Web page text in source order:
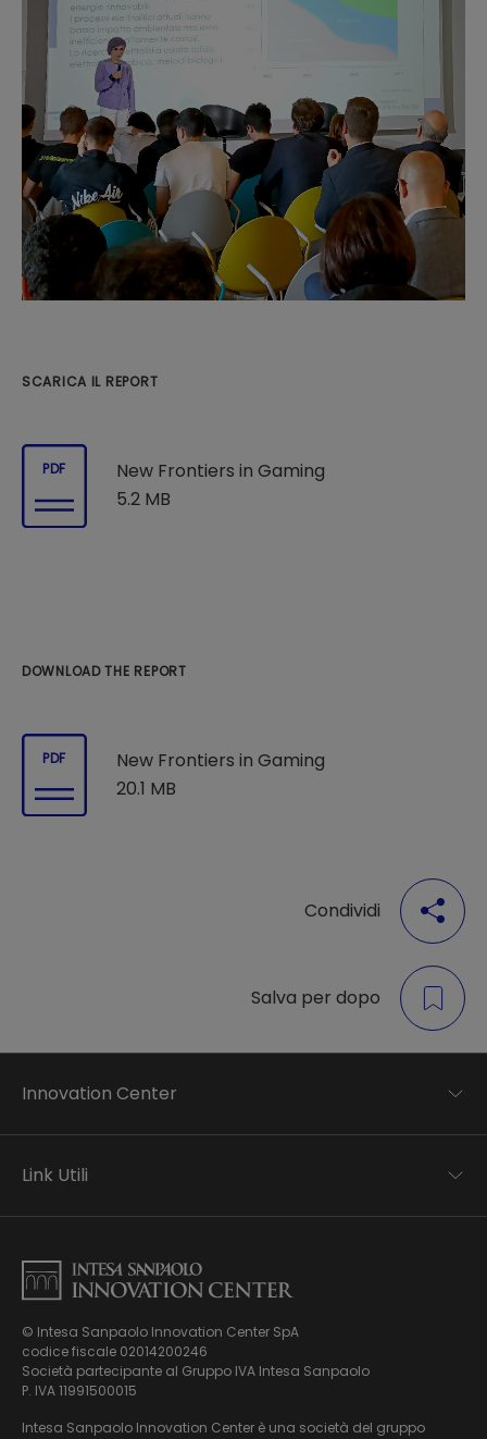
SCARICA IL REPORT
PDF
New Frontiers in Gaming
5.2 MB
DOWNLOAD THE REPORT
PDF
New Frontiers in Gaming
20.1 MB
Condividi
Salva per dopo
© Intesa Sanpaolo Innovation Center SpA
codice fiscale 02014200246
Società partecipante al Gruppo IVA Intesa Sanpaolo
P. IVA 11991500015
Intesa Sanpaolo Innovation Center è una società del gruppo
Innovation Center
Applied research
Business transformation
Chi siamo
News ed Eventi
Podcast
Link Utili
Informativa Privacy
Informativa Privacy Careers
Privacy e Cookie Policy
Mappa del sito
Whistleblowing
Modello di gestione, organizzazione e controllo ex Dlgs.